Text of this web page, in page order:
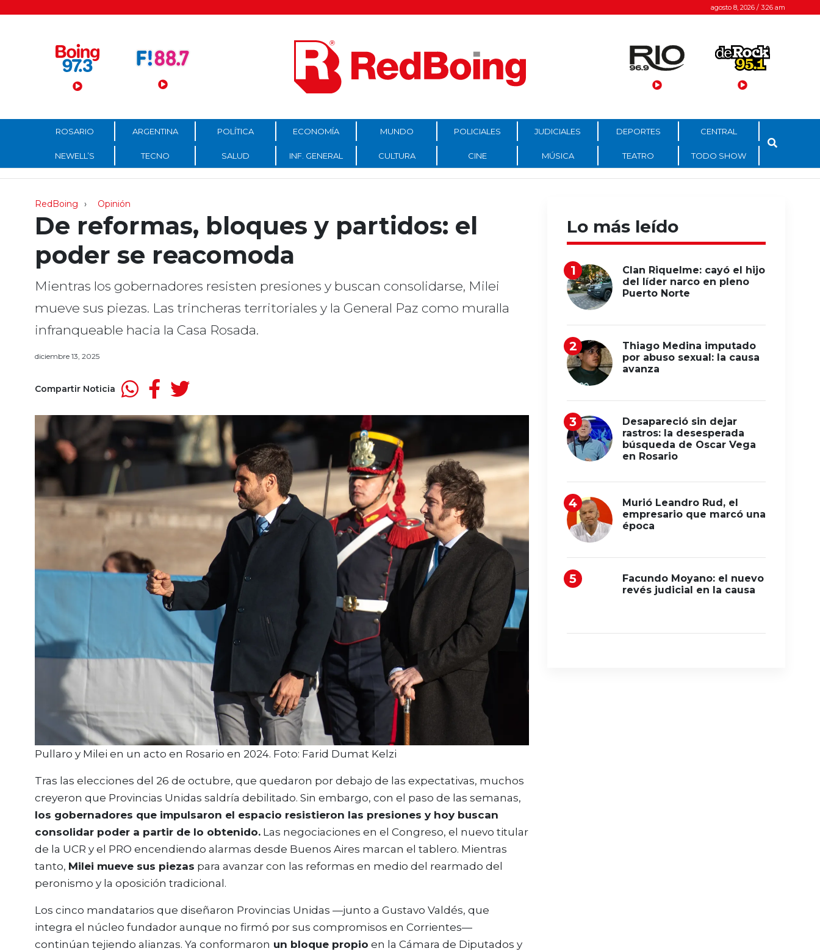
Menú Principal agosto 8, 2026 / 3:26 am
ROSARIO ARGENTINA POLÍTICA ECONOMÍA MUNDO POLICIALES JUDICIALES DEPORTES CENTRAL
NEWELL’S TECNO SALUD INF. GENERAL CULTURA CINE MÚSICA TEATRO TODO SHOW
RedBoing Opinión
De reformas, bloques y partidos: el
poder se reacomoda
Mientras los gobernadores resisten presiones y buscan consolidarse, Milei
mueve sus piezas. Las trincheras territoriales y la General Paz como muralla
infranqueable hacia la Casa Rosada.
diciembre 13, 2025
Compartir Noticia
Pullaro y Milei en un acto en Rosario en 2024. Foto: Farid Dumat Kelzi
Tras las elecciones del 26 de octubre, que quedaron por debajo de las expectativas, muchos
creyeron que Provincias Unidas saldría debilitado. Sin embargo, con el paso de las semanas,
los gobernadores que impulsaron el espacio resistieron las presiones y hoy buscan
consolidar poder a partir de lo obtenido. Las negociaciones en el Congreso, el nuevo titular
de la UCR y el PRO encendiendo alarmas desde Buenos Aires marcan el tablero. Mientras
tanto, Milei mueve sus piezas para avanzar con las reformas en medio del rearmado del
peronismo y la oposición tradicional.
Los cinco mandatarios que diseñaron Provincias Unidas —junto a Gustavo Valdés, que
integra el núcleo fundador aunque no firmó por sus compromisos en Corrientes—
continúan tejiendo alianzas. Ya conformaron un bloque propio en la Cámara de Diputados y
Lo más leído
Clan Riquelme: cayó el hijo
del líder narco en pleno
Puerto Norte
Thiago Medina imputado
por abuso sexual: la causa
avanza
Desapareció sin dejar
rastros: la desesperada
búsqueda de Oscar Vega
en Rosario
Murió Leandro Rud, el
empresario que marcó una
época
Facundo Moyano: el nuevo
revés judicial en la causa